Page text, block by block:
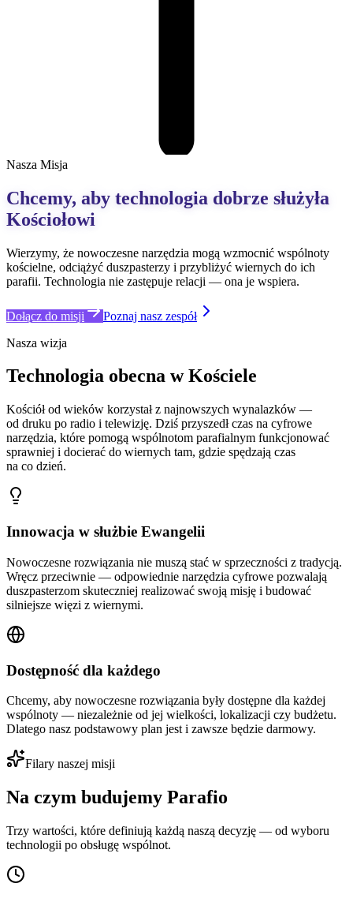
Nasza Misja
Chcemy, aby technologia dobrze służyła
Kościołowi
Wierzymy, że nowoczesne narzędzia mogą wzmocnić wspólnoty
kościelne, odciążyć duszpasterzy i przybliżyć wiernych do ich
parafii. Technologia nie zastępuje relacji — ona je wspiera.
Dołącz do misji
Poznaj nasz zespół
Nasza wizja
Technologia obecna w Kościele
Kościół od wieków korzystał z najnowszych wynalazków —
od druku po radio i telewizję. Dziś przyszedł czas na cyfrowe
narzędzia, które pomogą wspólnotom parafialnym funkcjonować
sprawniej i docierać do wiernych tam, gdzie spędzają czas
na co dzień.
Innowacja w służbie Ewangelii
Nowoczesne rozwiązania nie muszą stać w sprzeczności z tradycją.
Wręcz przeciwnie — odpowiednie narzędzia cyfrowe pozwalają
duszpasterzom skuteczniej realizować swoją misję i budować
silniejsze więzi z wiernymi.
Dostępność dla każdego
Chcemy, aby nowoczesne rozwiązania były dostępne dla każdej
wspólnoty — niezależnie od jej wielkości, lokalizacji czy budżetu.
Dlatego nasz podstawowy plan jest i zawsze będzie darmowy.
Filary naszej misji
Na czym budujemy Parafio
Trzy wartości, które definiują każdą naszą decyzję — od wyboru
technologii po obsługę wspólnot.